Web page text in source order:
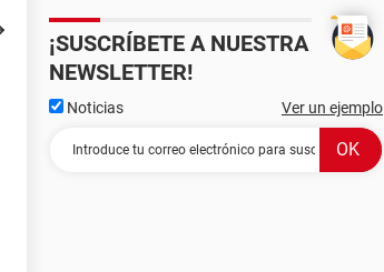
¡SUSCRÍBETE A NUESTRA
NEWSLETTER!
Noticias Ver un ejemplo